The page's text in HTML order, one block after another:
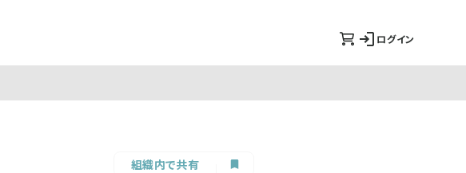
ログイン
組織内で共有